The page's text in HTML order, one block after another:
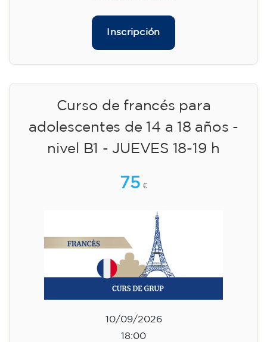
Inscripción
Curso de francés para
adolescentes de 14 a 18 años -
nivel B1 - JUEVES 18-19 h
75 €
10/09/2026
18:00